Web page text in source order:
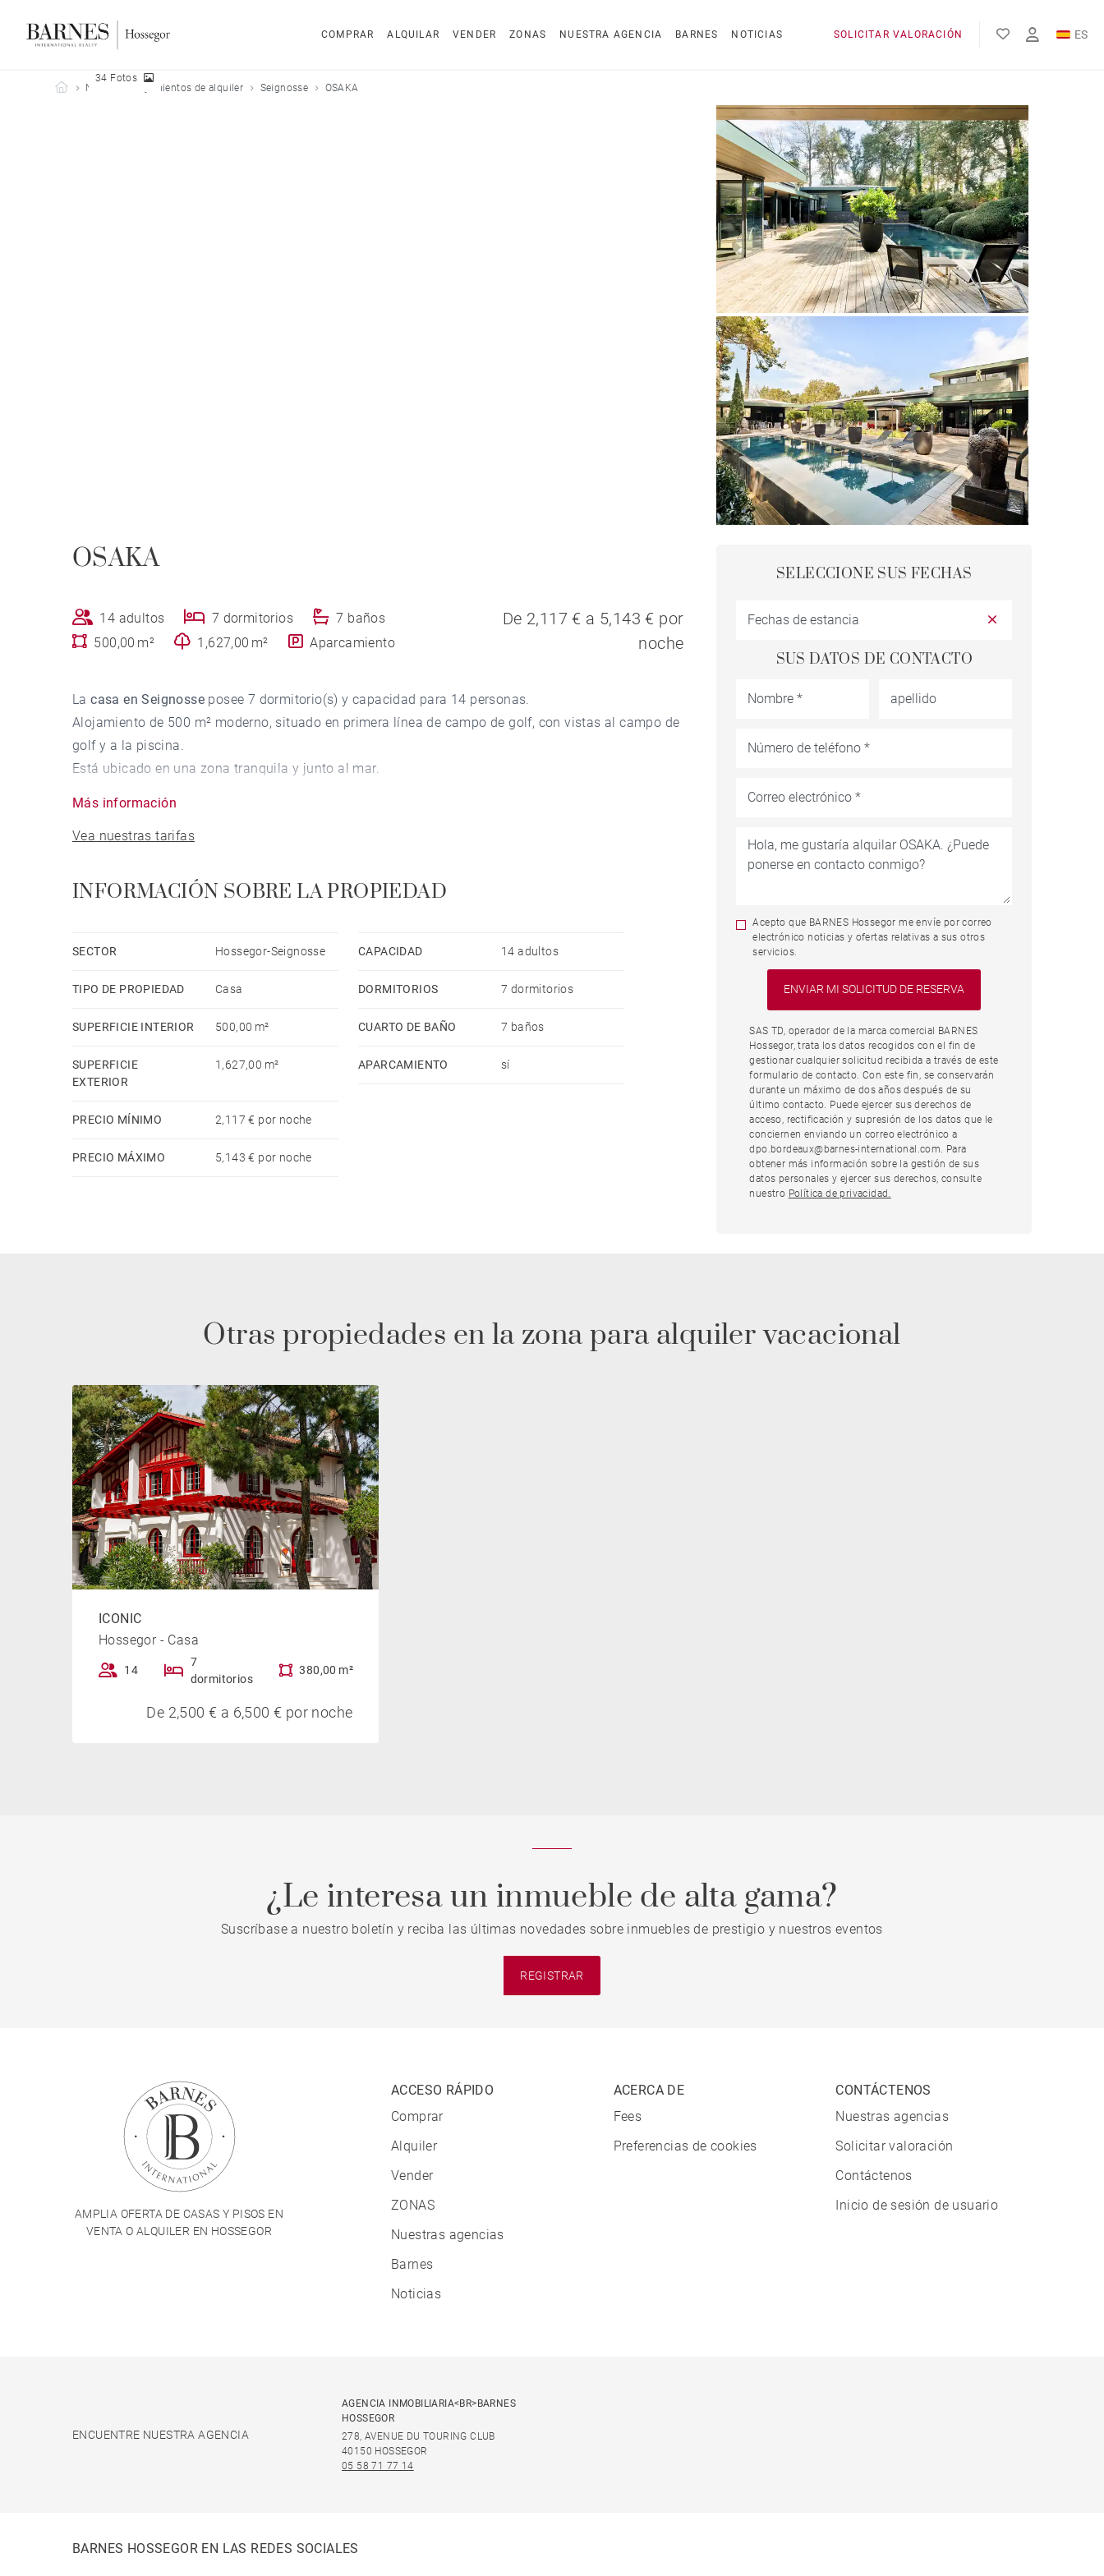
COMPRAR ALQUILAR VENDER ZONAS NUESTRA AGENCIA BARNES NOTICIAS SOLICITAR VALORACIÓN ES
EN
Barnes Hossegor
Nuestros alojamientos de alquiler Seignosse OSAKA
34 Fotos
OSAKA
14 adultos 7 dormitorios
7 baños
500,00 m²
1,627,00 m² Aparcamiento
De 2,117 € a 5,143 € por
noche
Lacasa en Seignosse posee 7 dormitorio(s) y capacidad para 14 personas.
Alojamiento de 500 m² moderno, situado en primera línea de campo de golf, con vistas al campo de
golf y a la piscina.
Está ubicado en una zona tranquila y junto al mar.
cubierto (3 plazas), 2 Televisores.
lavavajillas, vajilla/cubertería, utensilios/cocina, tostadora, hervidor de agua y exprimidor.
Más información
Vea nuestras tarifas
INFORMACIÓN SOBRE LA PROPIEDAD
SECTOR Hossegor-Seignosse
TIPO DE PROPIEDAD Casa
SUPERFICIE INTERIOR 500,00 m²
SUPERFICIE
EXTERIOR
1,627,00 m²
PRECIO MÍNIMO 2,117 € por noche
PRECIO MÁXIMO 5,143 € por noche
CAPACIDAD 14 adultos
DORMITORIOS 7 dormitorios
CUARTO DE BAÑO 7 baños
APARCAMIENTO sí
SELECCIONE SUS FECHAS
SUS DATOS DE CONTACTO
Acepto que BARNES Hossegor me envíe por correo
electrónico noticias y ofertas relativas a sus otros
servicios.
SAS TD, operador de la marca comercial BARNES
Hossegor, trata los datos recogidos con el fin de
gestionar cualquier solicitud recibida a través de este
formulario de contacto. Con este fin, se conservarán
durante un máximo de dos años después de su
último contacto. Puede ejercer sus derechos de
acceso, rectificación y supresión de los datos que le
conciernen enviando un correo electrónico a
dpo.bordeaux@barnes-international.com. Para
obtener más información sobre la gestión de sus
datos personales y ejercer sus derechos, consulte
nuestro Política de privacidad.
Otras propiedades en la zona para alquiler vacacional
ICONIC
Hossegor - Casa
14
7
dormitorios
380,00 m²
De 2,500 € a 6,500 € por noche
¿Le interesa un inmueble de alta gama?
Suscríbase a nuestro boletín y reciba las últimas novedades sobre inmuebles de prestigio y nuestros eventos
REGISTRAR
AMPLIA OFERTA DE CASAS Y PISOS EN
VENTA O ALQUILER EN HOSSEGOR
ACCESO RÁPIDO
Comprar
Alquiler
Vender
ZONAS
Nuestras agencias
Barnes
Noticias
ACERCA DE
Fees
Preferencias de cookies
CONTÁCTENOS
Nuestras agencias
Solicitar valoración
Contáctenos
Inicio de sesión de usuario
ENCUENTRE NUESTRA AGENCIA
AGENCIA INMOBILIARIA<BR>BARNES
HOSSEGOR
278, AVENUE DU TOURING CLUB
40150 HOSSEGOR
05 58 71 77 14
BARNES HOSSEGOR EN LAS REDES SOCIALES